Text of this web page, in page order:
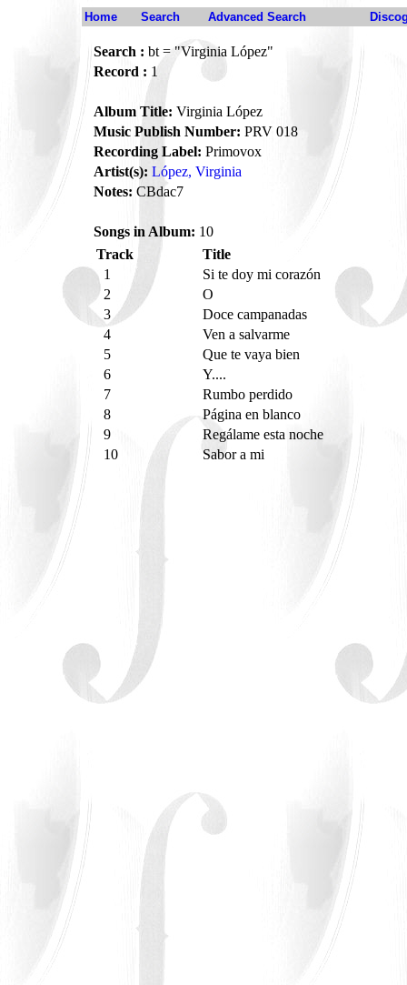
Home Search Advanced Search
Search : bt = "Virginia López"
Record : 1
Album Title: Virginia López
Music Publish Number: PRV 018
Recording Label: Primovox
Artist(s): López, Virginia
Notes: CBdac7
Songs in Album: 10
Track
Title
1
Si te doy mi corazón
2
O
3
Doce campanadas
4
Ven a salvarme
5
Que te vaya bien
6
Y....
7
Rumbo perdido
8
Página en blanco
9
Regálame esta noche
10
Sabor a mi